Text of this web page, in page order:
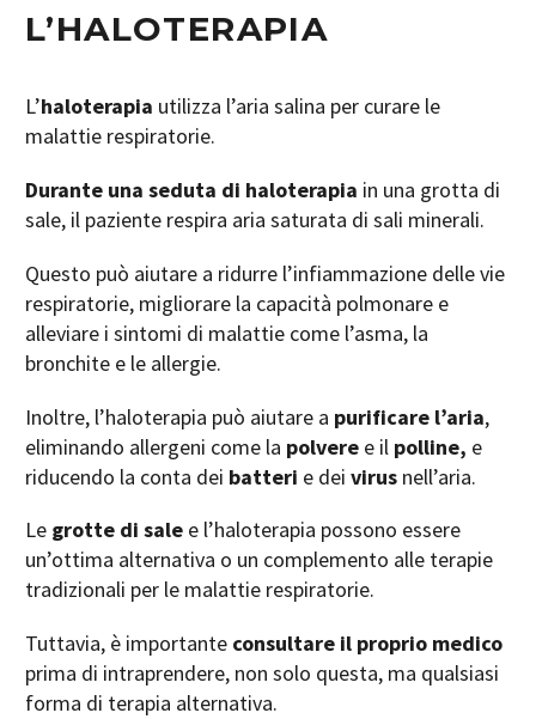
L’HALOTERAPIA
L’haloterapia utilizza l’aria salina per curare le
malattie respiratorie.
Durante una seduta di haloterapia in una grotta di
sale, il paziente respira aria saturata di sali minerali.
Questo può aiutare a ridurre l’infiammazione delle vie
respiratorie, migliorare la capacità polmonare e
alleviare i sintomi di malattie come l’asma, la
bronchite e le allergie.
Inoltre, l’haloterapia può aiutare a purificare l’aria,
eliminando allergeni come la polvere e il polline, e
riducendo la conta dei batteri e dei virus nell’aria.
Le grotte di sale e l’haloterapia possono essere
un’ottima alternativa o un complemento alle terapie
tradizionali per le malattie respiratorie.
Tuttavia, è importante consultare il proprio medico
prima di intraprendere, non solo questa, ma qualsiasi
forma di terapia alternativa.